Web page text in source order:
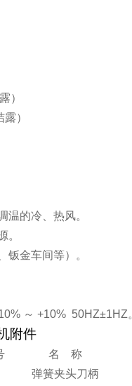
）
）
温的冷、热风。
。
钣金车间等）。
～ +10% 50HZ±1HZ
附件
名 称
弹簧夹头刀柄